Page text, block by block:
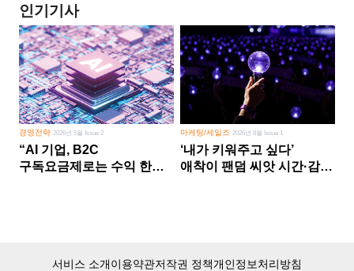
인기기사
경영전략 2026년 5월 Issue 2
“AI 기업, B2C
구독요금제로는 수익 한계
마케팅/세일즈 2026년 8월 Issue 1
‘내가 키워주고 싶다’
애착이 팬덤 씨앗 시간·감정
서비스 소개이용약관저작권 정책개인정보처리방침